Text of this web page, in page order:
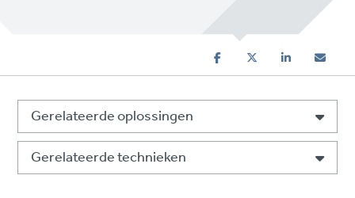
Gerelateerde oplossingen
Gerelateerde technieken